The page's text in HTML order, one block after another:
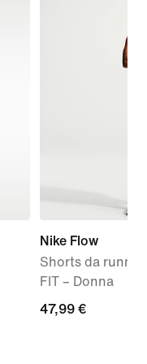
Nike Flow
Shorts da
FIT – Donna
47,99
47,99 €